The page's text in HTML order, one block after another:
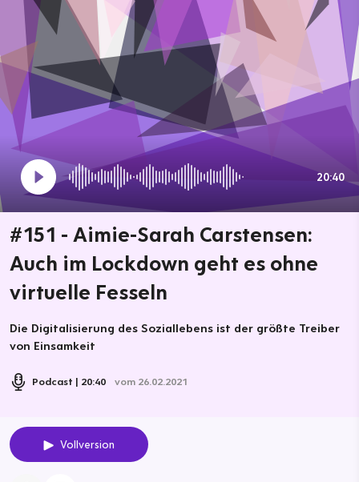
20:40
#151 - Aimie-Sarah Carstensen:
Auch im Lockdown geht es ohne
virtuelle Fesseln
Die Digitalisierung des Soziallebens ist der größte Treiber
von Einsamkeit
Podcast 20:40 vom 26.02.2021
Vollversion